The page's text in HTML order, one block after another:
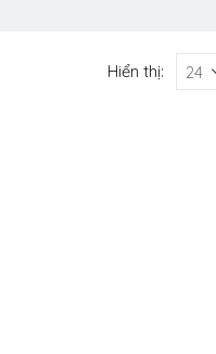
Hiển thị: